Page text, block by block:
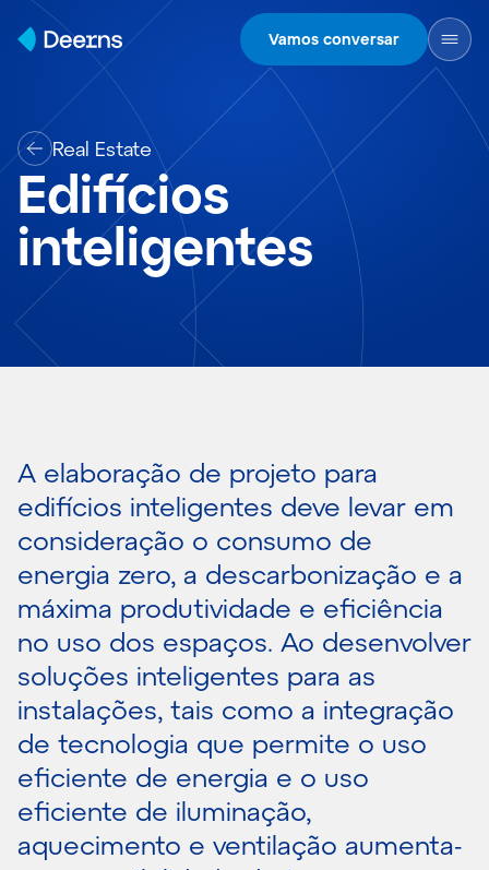
Skip to content
Vamos conversar
Real Estate
Edifícios
inteligentes
A elaboração de projeto para
edifícios inteligentes deve levar em
consideração o consumo de
energia zero, a descarbonização e a
máxima produtividade e eficiência
no uso dos espaços. Ao desenvolver
soluções inteligentes para as
instalações, tais como a integração
de tecnologia que permite o uso
eficiente de energia e o uso
eficiente de iluminação,
aquecimento e ventilação aumenta-